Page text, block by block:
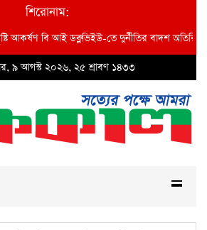
শিরোনাম:
বি আই ডব্লুভিইউ-তে দুর্নীতির বাদশ অতিরিক্ত
৯ আগস্ট ২০২৬, ২৫ শ্রাবণ ১৪৩৩